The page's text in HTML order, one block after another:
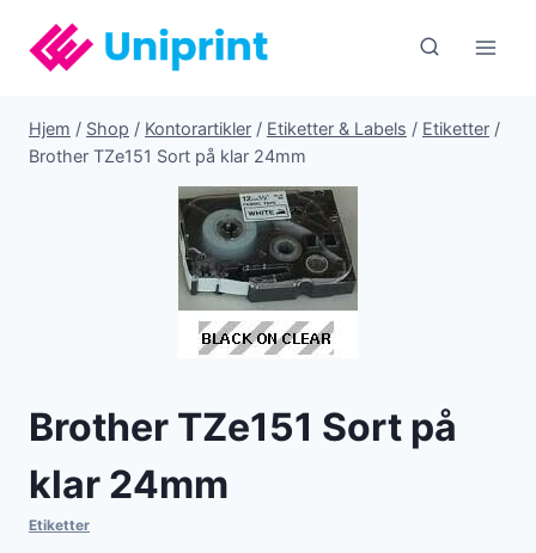
indhold
Hjem / Shop / Kontorartikler / Etiketter & Labels / Etiketter /
Brother TZe151 Sort på klar 24mm
Brother TZe151 Sort på
klar 24mm
Etiketter